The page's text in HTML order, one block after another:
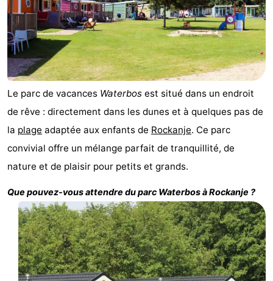
van
Zeeland
Rondeweibos
-
Waterbos
Hôtels
Last
Voir
Musées
Monuments
Points
Attractions
Le parc de vacances Waterbos est situé dans un endroit
de rêve : directement dans les dunes et à quelques pas de
la plage adaptée aux enfants de Rockanje. Ce parc
convivial offre un mélange parfait de tranquillité, de
nature et de plaisir pour petits et grands.
Que pouvez-vous attendre du parc WaterbosàRockanje ?